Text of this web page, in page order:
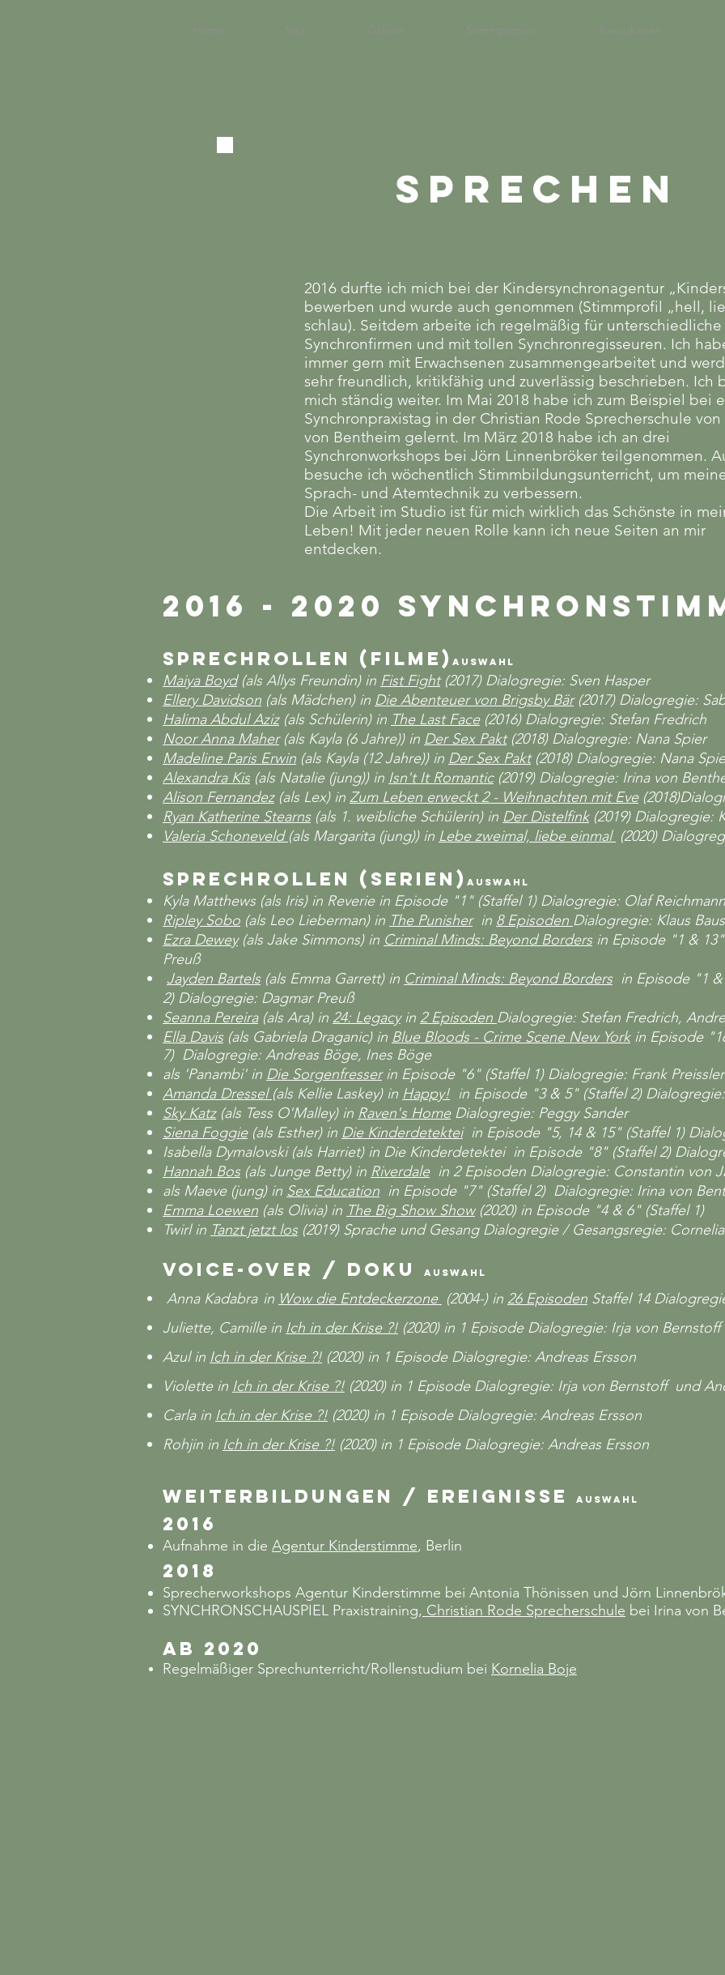
Home Vita Galerie Stimmproben Neuigkeiten
SPRECHEN
2016 durfte ich mich bei der Kindersynchronagentur
bewerben und wurde auch genommen (Stimmprofil „hell,
schlau). Seitdem arbeite ich regelmäßig für unterschiedliche
Synchronfirmen und mit tollen Synchronregisseuren. Ich
immer gern mit Erwachsenen zusammengearbeitet und
sehr freundlich, kritikfähig und zuverlässig beschrieben. Ich
mich ständig weiter. Im Mai 2018 habe ich zum Beispiel bei
Synchronpraxistag in der Christian Rode Sprecherschule von
von Bentheim gelernt. Im März 2018 habe ich an drei
Synchronworkshops bei Jörn Linnenbröker teilgenommen.
besuche ich wöchentlich Stimmbildungsunterricht, um
Sprach- und Atemtechnik zu verbessern.
Die Arbeit im Studio ist für mich wirklich das Schönste in
Leben! Mit jeder neuen Rolle kann ich neue Seiten an mir
entdecken.
2016 - 2020
Sprechrollen (Filme) Auswahl
Maiya Boyd(als Allys Freundin) in Fist Fight(2017) Dialogregie: Sven Hasper
Ellery Davidson (als Mädchen) in Die Abenteuer von Brigsby Bär(2017) Dialogregie:
Halima Abdul Aziz(als Schülerin) in The Last Face(2016) Dialogregie: Stefan Fredrich
Noor Anna Maher(als Kayla (6 Jahre)) in Der Sex Pakt(2018) Dialogregie: Nana Spier
Madeline Paris Erwin (als Kayla (12 Jahre)) in Der Sex Pakt(2018) Dialogregie: Nana
Alexandra Kis (als Natalie (jung)) in Isn't It Romantic(2019) Dialogregie: Irina von
Alison Fernandez(als Lex) in Zum Leben erweckt 2 - Weihnachten mit Eve
Ryan Katherine Stearns ​ (als 1. weibliche Schülerin) in DerDistelfink(2019) Dialogregie:
Valeria Schoneveld (als Margarita (jung)) in Lebe zweimal, liebe einmal (2020)
Sprechrollen (Serien) Auswahl
Kyla Matthews (als Iris) in Reverie in Episode "1" (Staffel 1) Dialogregie: Olaf Reichmann
Ripley Sobo (als Leo Lieberman) in The Punisherin 8 Episoden Dialogregie: Klaus
Ezra Dewey(als Jake Simmons) in Criminal Minds: Beyond Borders in Episode "1 &
Preuß
Jayden Bartels (als Emma Garrett) in Criminal Minds: Beyond Borders in Episode "1
2) Dialogregie: Dagmar Preuß
Seanna Pereira(als Ara) in 24: Legacyin 2 Episoden Dialogregie: Stefan Fredrich,
Ella Davis (als Gabriela Draganic) in Blue Bloods - Crime Scene New Yorkin Episode
7) Dialogregie: Andreas Böge, Ines Böge
als 'Panambi' in Die Sorgenfresserin Episode "6" (Staffel 1) Dialogregie: Frank Preissler
Amanda Dressel (als Kellie Laskey) in Happy! in Episode "3 & 5" (Staffel 2)
Sky Katz(als Tess O'Malley) in Raven's HomeDialogregie: Peggy Sander
Siena Foggie(als Esther) in Die Kinderdetekteiin Episode "5, 14 & 15" (Staffel 1)
Isabella Dymalovski (als Harriet) in Die Kinderdetektei in Episode "8" (Staffel 2)
Hannah Bos (als Junge Betty) in Riverdalein 2 Episoden Dialogregie: Constantin von
als Maeve (jung) in Sex Education in Episode "7" (Staffel 2) Dialogregie: Irina von
Emma Loewen (als Olivia) in The Big Show Show(2020) in Episode "4 & 6" (Staffel 1)
Twirl in Tanzt jetzt los (2019) Sprache und Gesang Dialogregie / Gesangsregie:
Voice-Over / Doku Auswahl
Anna Kadabra in Wow die Entdeckerzone (2004-) in 26 Episoden Staffel 14
Juliette, Camille in Ich in der Krise ?! (2020) in 1 Episode Dialogregie: Irja von
Azul in Ich in der Krise ?! (2020) in 1 Episode Dialogregie: Andreas Ersson
Violette in Ich in der Krise ?! (2020) in 1 Episode Dialogregie: Irja von Bernstoff und
Carla in Ich in der Krise ?! (2020) in 1 Episode Dialogregie: Andreas Ersson
Rohjin in Ich in der Krise ?! (2020) in 1 Episode Dialogregie: Andreas Ersson
Weiterbildungen / Ereignisse Auswahl
2016
Aufnahme in die Agentur Kinderstimme, Berlin
2018
Sprecherworkshops Agentur Kinderstimme bei Antonia Thönissen und Jörn
SYNCHRONSCHAUSPIEL Praxistraining, Christian Rode Sprecherschule bei Irina von
AB 2020
Regelmäßiger Sprechunterricht/Rollenstudium bei Kornelia Boje